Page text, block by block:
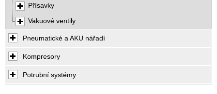
Přísavky
Vakuové ventily
Pneumatické a AKU nářadí
Kompresory
Potrubní systémy